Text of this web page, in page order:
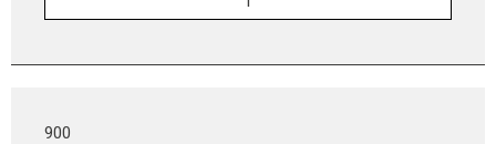
900